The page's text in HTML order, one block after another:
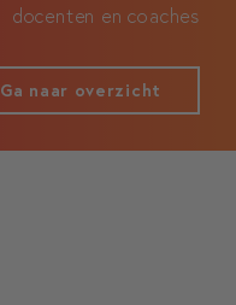
docenten en coaches
Ga naar overzicht